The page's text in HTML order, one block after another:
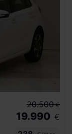
20.500 €
19.990 €